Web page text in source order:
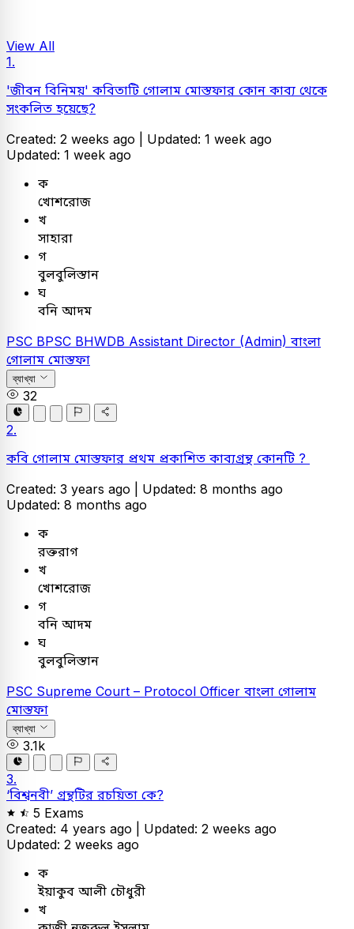
View All
1.
'জীবন বিনিময়' কবিতাটি গোলাম মোস্তফার কোন কাব্য থেকে
সংকলিত হয়েছে?
Created: 2 weeks ago | Updated: 1 week ago
Updated: 1 week ago
ক
খোশরোজ
খ
সাহারা
গ
বুলবুলিস্তান
ঘ
বনি আদম
PSC BPSC BHWDB Assistant Director (Admin) বাংলা
গোলাম মোস্তফা
ব্যাখ্যা
32
2.
কবি গোলাম মোস্তফার প্রথম প্রকাশিত কাব্যগ্রন্থ কোনটি ?
Created: 3 years ago | Updated: 8 months ago
Updated: 8 months ago
ক
রক্তরাগ
খ
খোশরোজ
গ
বনি আদম
ঘ
বুলবুলিস্তান
PSC Supreme Court – Protocol Officer বাংলা গোলাম
মোস্তফা
ব্যাখ্যা
3.1k
3.
‘বিশ্বনবী’ গ্রন্থটির রচয়িতা কে?
5 Exams
Created: 4 years ago | Updated: 2 weeks ago
Updated: 2 weeks ago
ক
ইয়াকুব আলী চৌধুরী
খ